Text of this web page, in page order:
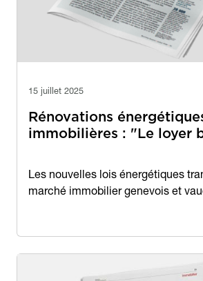
15 juillet 2025
Rénovations
immobilières : "Le loyer
Contenu
Les nouvelles lois énergétiques
marché immobilier genevois et